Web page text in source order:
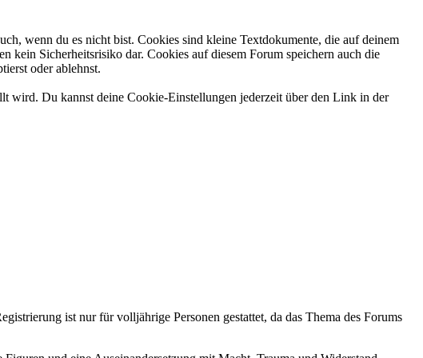
wenn du es nicht bist. Cookies sind kleine Textdokumente, die auf deinem
kein Sicherheitsrisiko dar. Cookies auf diesem Forum speichern auch die
oder ablehnst.
wird. Du kannst deine Cookie-Einstellungen jederzeit über den Link in der
ist nur für volljährige Personen gestattet, da das Thema des Forums